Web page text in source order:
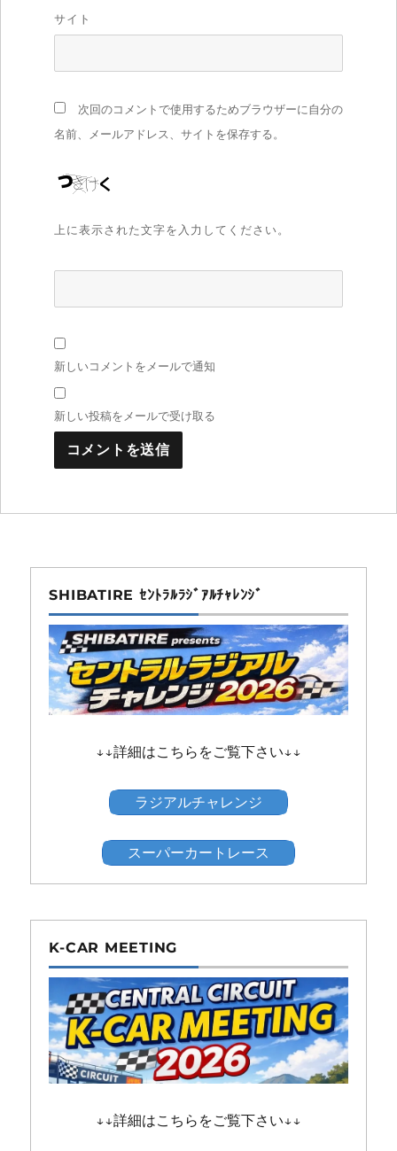
サイト
次回のコメントで使用するためブラウザーに自分の
名前、メールアドレス、サイトを保存する。
上に表示された文字を入力してください。
新しいコメントをメールで通知
新しい投稿をメールで受け取る
SHIBATIRE ｾﾝﾄﾗﾙﾗｼﾞｱﾙﾁｬﾚﾝｼﾞ
↓↓詳細はこちらをご覧下さい↓↓
ラジアルチャレンジ
スーパーカートレース
K-CAR MEETING
↓↓詳細はこちらをご覧下さい↓↓